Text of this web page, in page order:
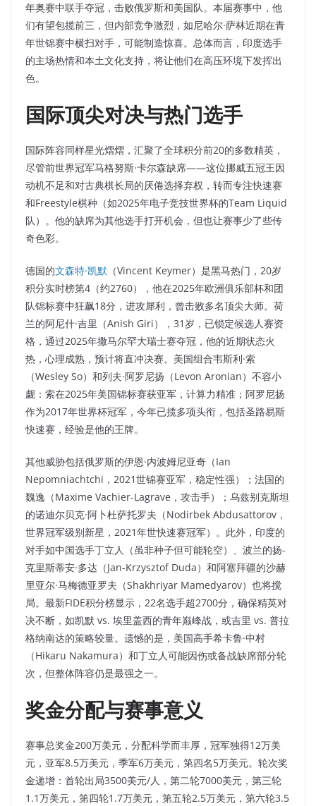
年奥赛中联手夺冠，击败俄罗斯和美国队。本届赛事中，他
们有望包揽前三，但内部竞争激烈，如尼哈尔·萨林近期在青
年世锦赛中横扫对手，可能制造惊喜。总体而言，印度选手
的主场热情和本土文化支持，将让他们在高压环境下发挥出
色。​
国际顶尖对决与热门选手
国际阵容同样星光熠熠，汇聚了全球积分前20的多数精英，
尽管前世界冠军马格努斯·卡尔森缺席——这位挪威五冠王因
动机不足和对古典棋长局的厌倦选择弃权，转而专注快速赛
和Freestyle棋种（如2025年电子竞技世界杯的Team Liquid
队）。他的缺席为其他选手打开机会，但也让赛事少了些传
奇色彩。​
德国的文森特·凯默 （Vincent Keymer）是黑马热门，20岁
积分实时榜第4（约2760），他在2025年欧洲俱乐部杯和团
队锦标赛中狂飙18分，进攻犀利，曾击败多名顶尖大师。荷
兰的阿尼什·吉里（Anish Giri），31岁，已锁定候选人赛资
格，通过2025年撒马尔罕大瑞士赛夺冠，他的近期状态火
热，心理成熟，预计将直冲决赛。美国组合韦斯利·索
（Wesley So）和列夫·阿罗尼扬（Levon Aronian）不容小
觑：索在2025年美国锦标赛获亚军，计算力精准；阿罗尼扬
作为2017年世界杯冠军，今年已揽多项头衔，包括圣路易斯
快速赛，经验是他的王牌。​
其他威胁包括俄罗斯的伊恩·内波姆尼亚奇（Ian
Nepomniachtchi，2021世锦赛亚军，稳定性强）；法国的
魏逸（Maxime Vachier-Lagrave，攻击手）；乌兹别克斯坦
的诺迪尔贝克·阿卜杜萨托罗夫（Nodirbek Abdusattorov，
世界冠军级别新星，2021年世快速赛冠军）。此外，印度的
对手如中国选手丁立人（虽非种子但可能轮空）、波兰的扬-
克里斯蒂安·多达（Jan-Krzysztof Duda）和阿塞拜疆的沙赫
里亚尔·马梅德亚罗夫（Shakhriyar Mamedyarov）也将搅
局。最新FIDE积分榜显示，22名选手超2700分，确保精英对
决不断，如凯默 vs. 埃里盖西的青年巅峰战，或吉里 vs. 普拉
格纳南达的策略较量。遗憾的是，美国高手希卡鲁·中村
（Hikaru Nakamura）和丁立人可能因伤或备战缺席部分轮
次，但整体阵容仍是最强之一。​
奖金分配与赛事意义
赛事总奖金200万美元，分配科学而丰厚，冠军独得12万美
元，亚军8.5万美元，季军6万美元，第四名5万美元。轮次奖
金递增：首轮出局3500美元/人，第二轮7000美元，第三轮
1.1万美元，第四轮1.7万美元，第五轮2.5万美元，第六轮3.5